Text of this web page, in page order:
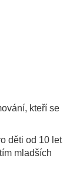
kteří se
děti od 10 let
mladších